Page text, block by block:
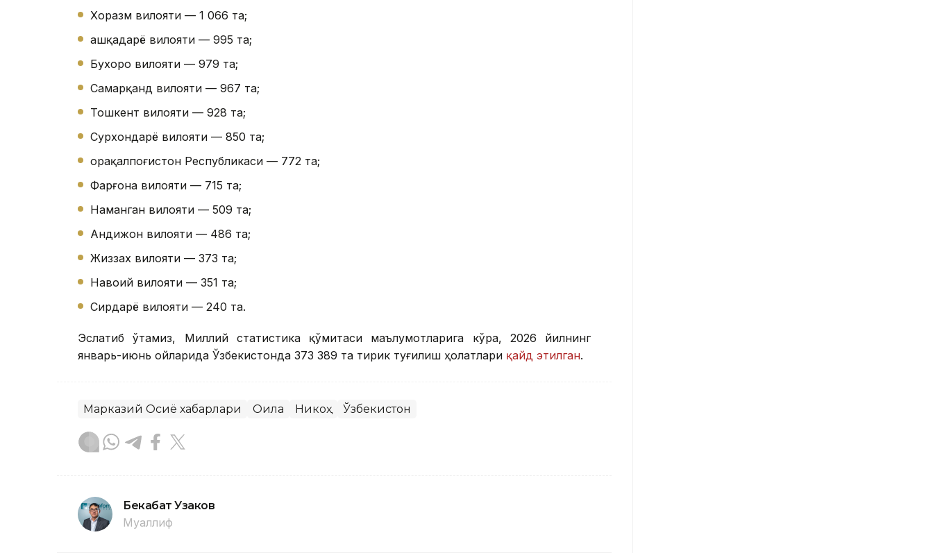
Хоразм вилояти — 1 066 та;
Қашқадарё вилояти — 995 та;
Бухоро вилояти — 979 та;
Самарқанд вилояти — 967 та;
Тошкент вилояти — 928 та;
Сурхондарё вилояти — 850 та;
Қорақалпоғистон Республикаси — 772 та;
Фарғона вилояти — 715 та;
Наманган вилояти — 509 та;
Андижон вилояти — 486 та;
Жиззах вилояти — 373 та;
Навоий вилояти — 351 та;
Сирдарё вилояти — 240 та.
Эслатиб ўтамиз, Миллий статистика қўмитаси маълумотларига кўра, 2026 йилнинг
январь-июнь ойларида Ўзбекистонда 373 389 та тирик туғилиш ҳолатлари қайд этилган.
Марказий Осиё хабарлари Оила Никоҳ Ўзбекистон
Бекабат Узаков
Муаллиф